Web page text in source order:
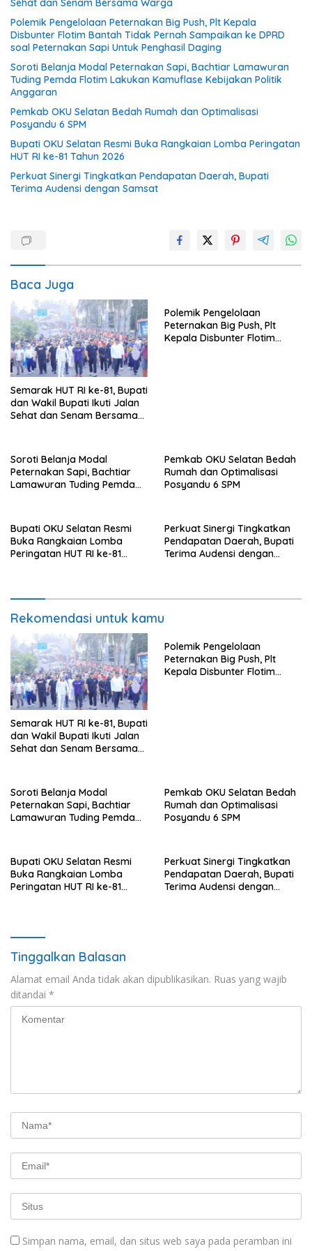
Sehat dan Senam Bersama Warga
Polemik Pengelolaan Peternakan Big Push, Plt Kepala
Disbunter Flotim Bantah Tidak Pernah Sampaikan ke DPRD
soal Peternakan Sapi Untuk Penghasil Daging
Soroti Belanja Modal Peternakan Sapi, Bachtiar Lamawuran
Tuding Pemda Flotim Lakukan Kamuflase Kebijakan Politik
Anggaran
Pemkab OKU Selatan Bedah Rumah dan Optimalisasi
Posyandu 6 SPM
Bupati OKU Selatan Resmi Buka Rangkaian Lomba Peringatan
HUT RI ke-81 Tahun 2026
Perkuat Sinergi Tingkatkan Pendapatan Daerah, Bupati
Terima Audensi dengan Samsat
Baca Juga
Semarak HUT RI ke-81, Bupati
dan Wakil Bupati Ikuti Jalan
Sehat dan Senam Bersama
Polemik Pengelolaan
Peternakan Big Push, Plt
Kepala Disbunter Flotim
Soroti Belanja Modal
Peternakan Sapi, Bachtiar
Lamawuran Tuding Pemda
Pemkab OKU Selatan Bedah
Rumah dan Optimalisasi
Posyandu 6 SPM
Bupati OKU Selatan Resmi
Buka Rangkaian Lomba
Peringatan HUT RI ke-81
Perkuat Sinergi Tingkatkan
Pendapatan Daerah, Bupati
Terima Audensi dengan
Rekomendasi untuk kamu
Semarak HUT RI ke-81, Bupati
dan Wakil Bupati Ikuti Jalan
Sehat dan Senam Bersama
Polemik Pengelolaan
Peternakan Big Push, Plt
Kepala Disbunter Flotim
Soroti Belanja Modal
Peternakan Sapi, Bachtiar
Lamawuran Tuding Pemda
Pemkab OKU Selatan Bedah
Rumah dan Optimalisasi
Posyandu 6 SPM
Bupati OKU Selatan Resmi
Buka Rangkaian Lomba
Peringatan HUT RI ke-81
Perkuat Sinergi Tingkatkan
Pendapatan Daerah, Bupati
Terima Audensi dengan
Tinggalkan Balasan
Alamat email Anda tidak akan dipublikasikan. Ruas yang wajib
ditandai *
Simpan nama, email, dan situs web saya pada peramban ini